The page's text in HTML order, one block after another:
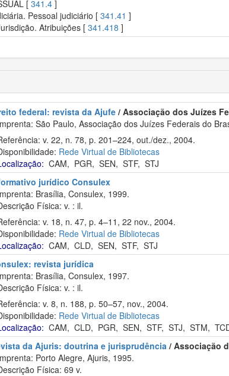
[ 341.4 ]
Pessoal judiciário [341.41 ]
Atribuições [341.418 ]
federal: revista da Ajufe / Associação dos Juízes
São Paulo, Associação dos Juízes Federais do
v. 22, n. 78, p. 201–224, out./dez., 2004.
Rede Virtual de Bibliotecas
CAM, PGR, SEN, STF, STJ
jurídico Consulex
Brasília, Consulex, 1999.
Física: v. : il.
v. 18, n. 47, p. 4–11, 22 nov., 2004.
Rede Virtual de Bibliotecas
CAM, CLD, SEN, STF, STJ
revista jurídica
Brasília, Consulex, 1997.
Física: v. : il.
v. 8, n. 188, p. 50–57, nov., 2004.
Rede Virtual de Bibliotecas
CAM, CLD, PGR, SEN, STF, STJ, STM,
da Ajuris: doutrina e jurisprudência / Associação
Porto Alegre, Ajuris, 1995.
Física: 69 v.